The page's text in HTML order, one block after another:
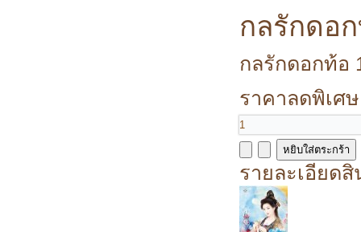
กลรักดอ
กลรักดอกท้อ
ราคาลดพิเศ
รายละเอียด